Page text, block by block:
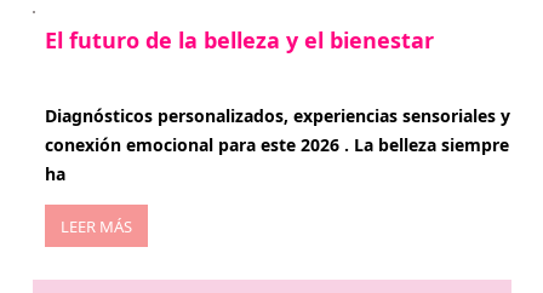
El futuro de la belleza y el bienestar
Diagnósticos personalizados, experiencias sensoriales y
conexión emocional para este 2026 . La belleza siempre
ha
LEER MÁS